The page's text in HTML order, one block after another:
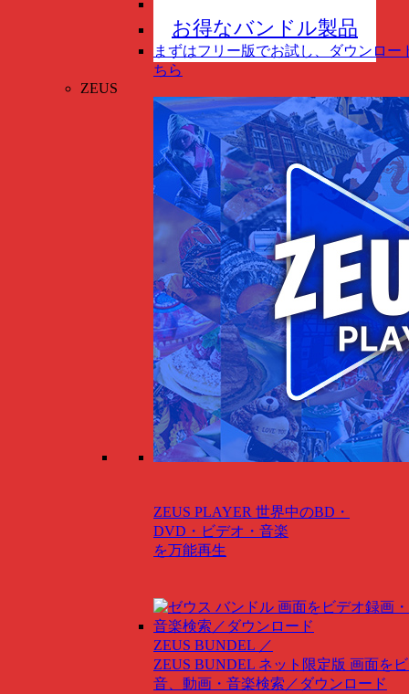
お得なバンドル製品
まずはフリー版でお試し、ダウンロー
ちら
ZEUS
ZEUS PLAYER 世界中のBD・
DVD・ビデオ・音楽
を万能再生
ZEUS BUNDEL ／
ZEUS BUNDEL ネット限定版 画面を
音、動画・音楽検索／ダウンロード